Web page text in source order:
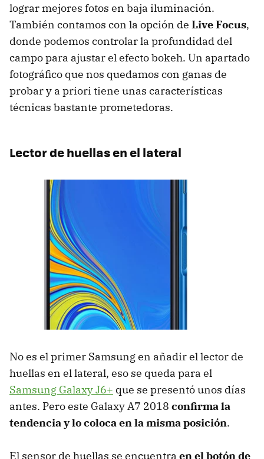
lograr mejores fotos en baja iluminación.
También contamos con la opción de Live Focus,
donde podemos controlar la profundidad del
campo para ajustar el efecto bokeh. Un apartado
fotográfico que nos quedamos con ganas de
probar y a priori tiene unas características
técnicas bastante prometedoras.
Lector de huellas en el lateral
No es el primer Samsung en añadir el lector de
huellas en el lateral, eso se queda para el
Samsung Galaxy J6+ que se presentó unos días
antes. Pero este Galaxy A7 2018 confirma la
tendencia y lo coloca en la misma posición.
El sensor de huellas se encuentra en el botón de